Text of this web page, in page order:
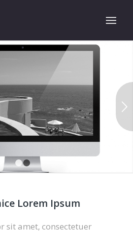
Next
Lorem Ipsum
sit amet, consectetuer